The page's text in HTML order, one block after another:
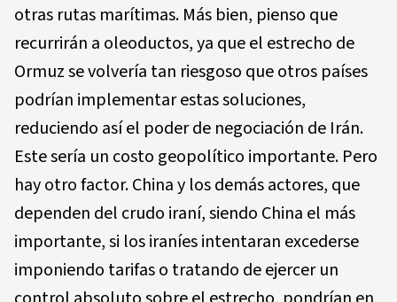
otras rutas marítimas. Más bien, pienso que
recurrirán a oleoductos, ya que el estrecho de
Ormuz se volvería tan riesgoso que otros países
podrían implementar estas soluciones,
reduciendo así el poder de negociación de Irán.
Este sería un costo geopolítico importante. Pero
hay otro factor. China y los demás actores, que
dependen del crudo iraní, siendo China el más
importante, si los iraníes intentaran excederse
imponiendo tarifas o tratando de ejercer un